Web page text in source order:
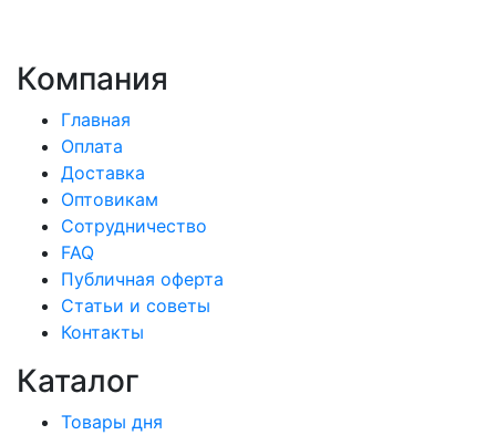
Компания
Главная
Оплата
Доставка
Оптовикам
Сотрудничество
FAQ
Публичная оферта
Статьи и советы
Контакты
Каталог
Товары дня